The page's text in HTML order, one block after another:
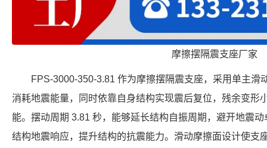
摩擦摆隔震支座厂家
FPS-3000-350-3.81 作为摩擦摆隔震支座，采用单主滑
消耗地震能量，同时依靠自身结构实现震后复位，残余变形
能。摆动周期 3.81 秒，能够延长结构自振周期，避开地震
结构地震响应，提升结构的抗震能力。滑动摩擦面设计使支